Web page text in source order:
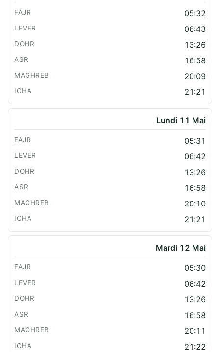
05:32
06:43
13:26
16:58
20:09
21:21
Lundi 11 Mai
05:31
06:42
13:26
16:58
20:10
21:21
Mardi 12 Mai
05:30
06:42
13:26
16:58
20:11
21:22